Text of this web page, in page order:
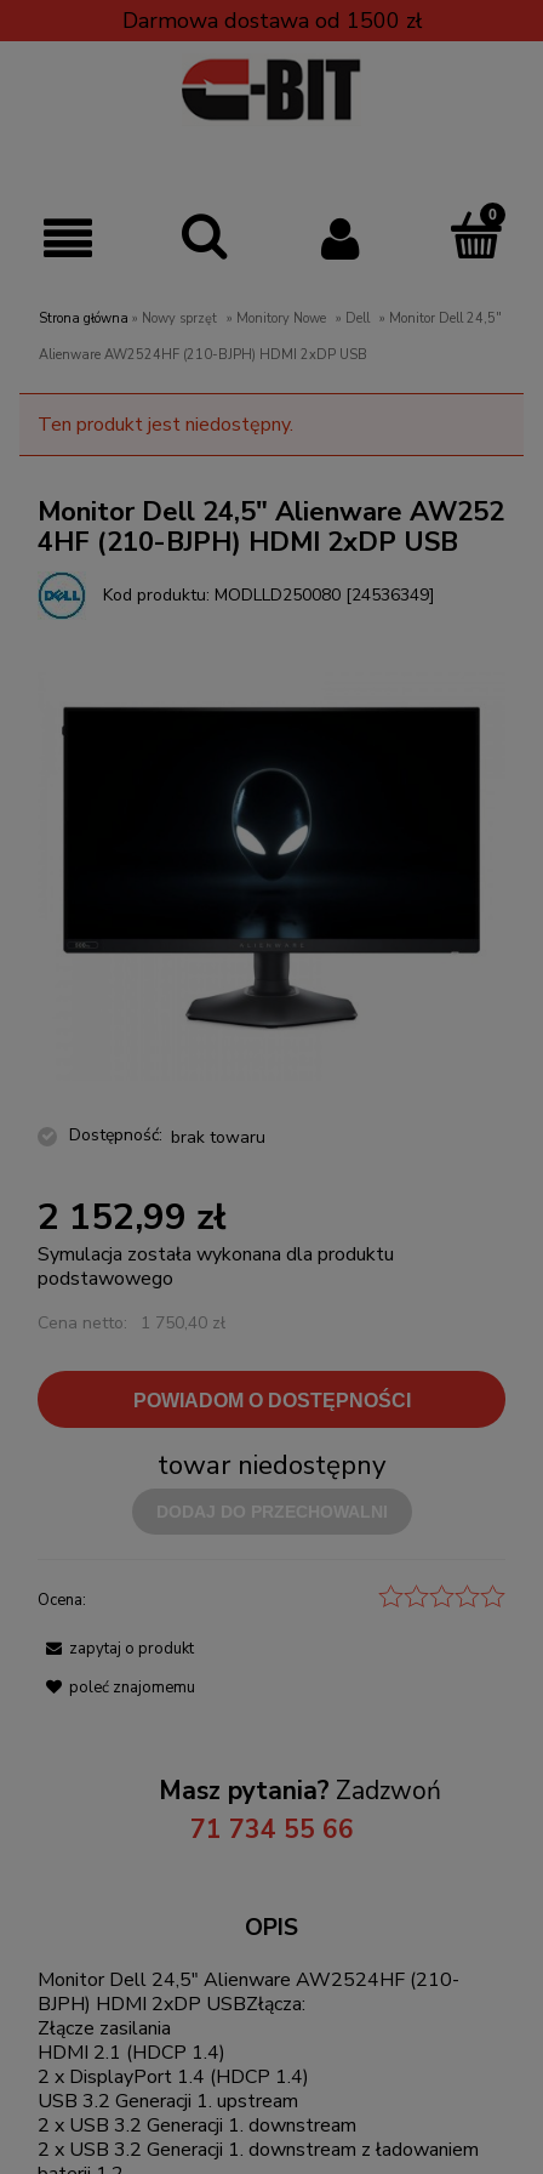
Darmowa dostawa od 1500 zł
Strona główna » Nowy sprzęt » Monitory Nowe » Dell » Monitor Dell 24,5"
Alienware AW2524HF (210-BJPH) HDMI 2xDP USB
Ten produkt jest niedostępny.
Monitor Dell 24,5" Alienware AW252
4HF (210-BJPH) HDMI 2xDP USB
Kod produktu: MODLLD250080 [24536349]
Dostępność: brak towaru
2 152,99 zł
Symulacja została wykonana dla produktu
podstawowego
Cena netto: 1 750,40 zł
POWIADOM O DOSTĘPNOŚCI
towar niedostępny
Ocena:
zapytaj o produkt
poleć znajomemu
Masz pytania? Zadzwoń
71 734 55 66
OPIS
Monitor Dell 24,5" Alienware AW2524HF (210-
BJPH) HDMI 2xDP USBZłącza:
Złącze zasilania
HDMI 2.1 (HDCP 1.4)
2 x DisplayPort 1.4 (HDCP 1.4)
USB 3.2 Generacji 1. upstream
2 x USB 3.2 Generacji 1. downstream
2 x USB 3.2 Generacji 1. downstream z ładowaniem